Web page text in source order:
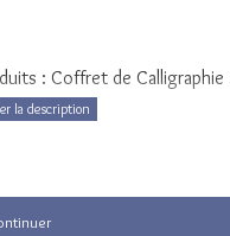
: Coffret de